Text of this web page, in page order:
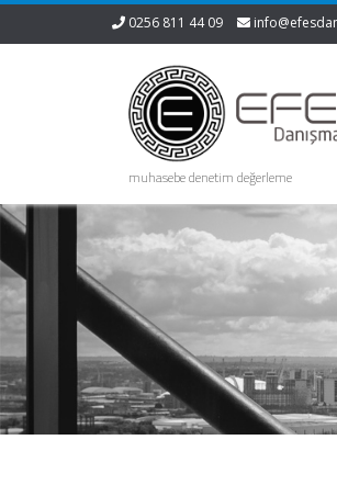
0256 811 44 09
muhasebe denetim değerleme